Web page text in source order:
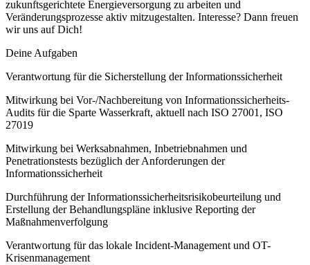
zukunftsgerichtete Energieversorgung zu arbeiten und
Veränderungsprozesse aktiv mitzugestalten. Interesse? Dann freuen
wir uns auf Dich!
Deine Aufgaben
Verantwortung für die Sicherstellung der Informationssicherheit
Mitwirkung bei Vor-/Nachbereitung von Informationssicherheits-
Audits für die Sparte Wasserkraft, aktuell nach ISO 27001, ISO
27019
Mitwirkung bei Werksabnahmen, Inbetriebnahmen und
Penetrationstests bezüglich der Anforderungen der
Informationssicherheit
Durchführung der Informationssicherheitsrisikobeurteilung und
Erstellung der Behandlungspläne inklusive Reporting der
Maßnahmenverfolgung
Verantwortung für das lokale Incident-Management und OT-
Krisenmanagement